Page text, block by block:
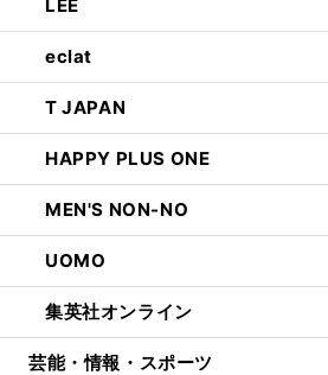
LEE
eclat
T JAPAN
HAPPY PLUS ONE
MEN'S NON-NO
UOMO
集英社オンライン
芸能・情報・スポーツ